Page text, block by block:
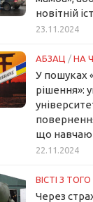
новітній
23.11.2024
АБЗАЦ / НА
У пошуках
рішення»:
що
22.11.2024
ВІСТІ З ТОГО
Через